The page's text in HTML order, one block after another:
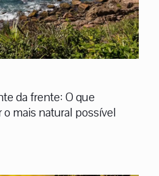
da frente: O que
o mais natural possível